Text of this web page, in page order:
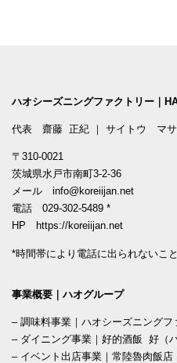
ハオシーズニングファクトリー｜
代表 齋藤 正紀 ｜ サイトウ マサ
〒310-0021
茨城県水戸市南町3-2-36
メール info@koreiijan.net
電話 029-302-5489 *
HP
https://koreiijan.net
*時間帯により電話に出られないこ
事業概要｜ハオグループ
– 調味料事業｜ハオシーズニングフ
– ダイニング事業｜好的酒飯 好（
– イベント出店事業｜常陸魯肉飯店